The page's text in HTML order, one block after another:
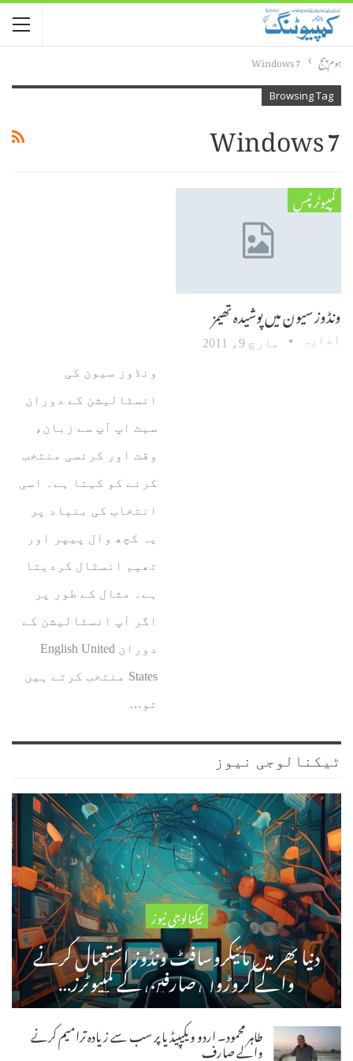
ہوم پیج Windows 7
Browsing Tag
Windows 7
کمپیوٹر ٹپس
ونڈوز سیون میں پوشیدہ تھیمز
ادارہ مارچ 9، 2011
ونڈوز سیون کی
انسٹالیشن کے دوران
سیٹ اپ آپ سے زبان،
وقت اور کرنسی منتخب
کرنے کو کہتا ہے۔ اسی
انتخاب کی بنیاد پر
یہ کچھ وال پیپر اور
تھیم انسٹال کردیتا
ہے۔ مثال کے طور پر
اگر آپ انسٹالیشن کے
دوران English United
States منتخب کرتے ہیں
تو…
ٹیکنالوجی نیوز
ٹیکنالوجی نیوز
دنیا بھر میں مائیکروسافٹ ونڈوز استعمال کرنے
والے کروڑوں صارفین کے کمپیوٹرز…
طاہر محمود۔ اردو ویکیپیڈیا پر سب سے زیادہ ترامیم کرنے
والے صارف